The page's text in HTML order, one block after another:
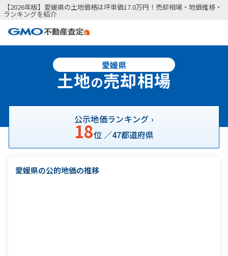
【2026年版】愛媛県の土地価格は坪単価17.0万円！売却相場・地価推移・
ランキングを紹介
愛媛県
土地の売却相場
公示地価ランキング ›
18位 ／47都道府県
愛媛県の公的地価の推移